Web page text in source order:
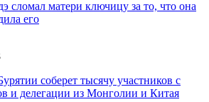
сломал матери ключицу за то, что она
его
соберет тысячу участников с
и делегации из Монголии и Китая